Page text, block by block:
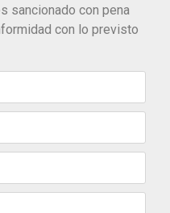
sancionado con pena
con lo previsto